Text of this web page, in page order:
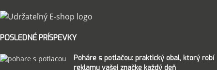
POSLEDNÉ PRÍSPEVKY
Poháre s potlačou: praktický obal, ktorý robí
reklamu vašej značke každý deň